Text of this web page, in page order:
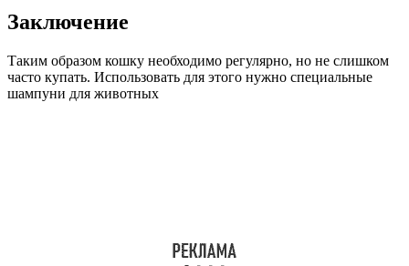
Заключение
Таким образом кошку необходимо регулярно, но не слишком
часто купать. Использовать для этого нужно специальные
шампуни для животных